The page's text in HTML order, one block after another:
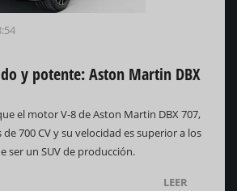
y potente: Aston Martin DBX
el motor V-8 de Aston Martin DBX 707,
700 CV y su velocidad es superior a los
ser un SUV de producción.
LEER